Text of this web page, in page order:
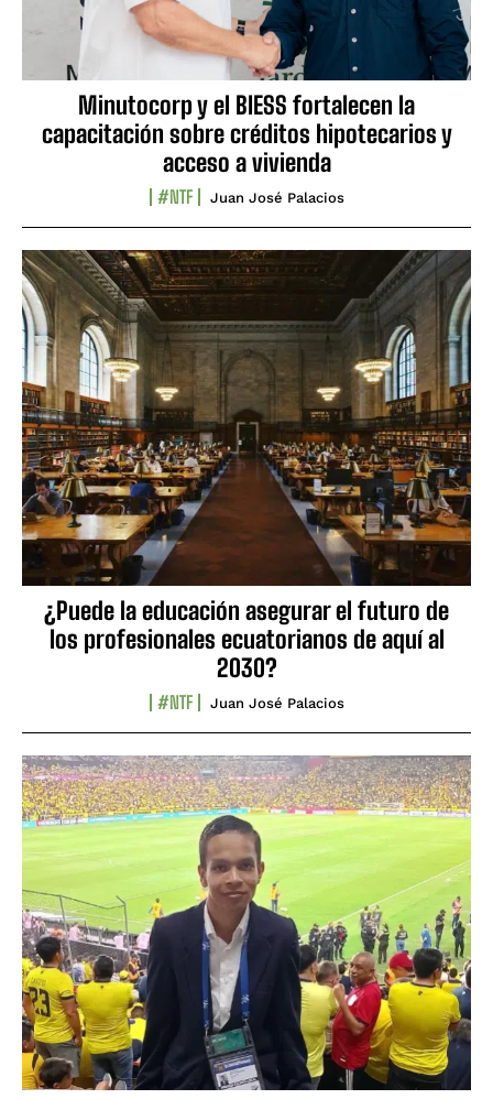
Minutocorp y el BIESS fortalecen la
capacitación sobre créditos hipotecarios y
acceso a vivienda
#NTF Juan José Palacios
¿Puede la educación asegurar el futuro de
los profesionales ecuatorianos de aquí al
2030?
#NTF Juan José Palacios